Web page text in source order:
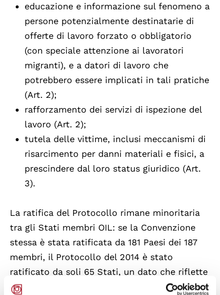
educazione e informazione sul fenomeno a
persone potenzialmente destinatarie di
offerte di lavoro forzato o obbligatorio
(con speciale attenzione ai lavoratori
migranti), e a datori di lavoro che
potrebbero essere implicati in tali pratiche
(Art. 2);
rafforzamento dei servizi di ispezione del
lavoro (Art. 2);
tutela delle vittime, inclusi meccanismi di
risarcimento per danni materiali e fisici, a
prescindere dal loro status giuridico (Art.
3).
La ratifica del Protocollo rimane minoritaria
tra gli Stati membri OIL: se la Convenzione
stessa è stata ratificata da 181 Paesi dei 187
membri, il Protocollo del 2014 è stato
ratificato da soli 65 Stati, un dato che riflette
la lentezza dei processi legislativi nazionali,